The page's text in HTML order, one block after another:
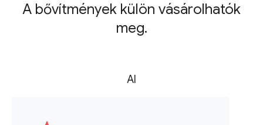
A bővítmények külön vásárolhatók
meg.
AI